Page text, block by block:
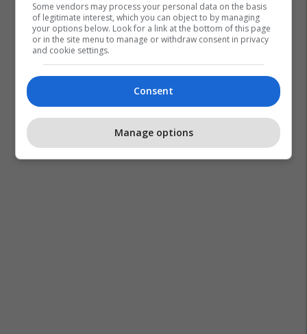
Some vendors may process your personal data on the basis
of legitimate interest, which you can object to by managing
your options below. Look for a link at the bottom of this page
or in the site menu to manage or withdraw consent in privacy
and cookie settings.
Consent
Manage options